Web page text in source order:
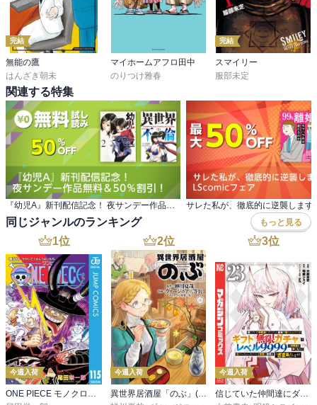
完結
無能の鷹
はんざき朝未
マイホームアフロ田中
のりつけ雅春
完結
スマイリー
服部未定
関連する特集
同じジャンルのランキング もっと見る
1位
今週入荷
ONE PIECE モノクロ版 115
2位
今週入荷
異世界居酒屋「のぶ」(22)
3位
今週入荷
信じていた仲間達にダンジョン奥地で殺されかけたがギフト『無限ガチャ』でレベル９９９９の仲間達を手に入れて元パーティーメンバーと世界に復讐＆『ざまぁ！』します！（２３）